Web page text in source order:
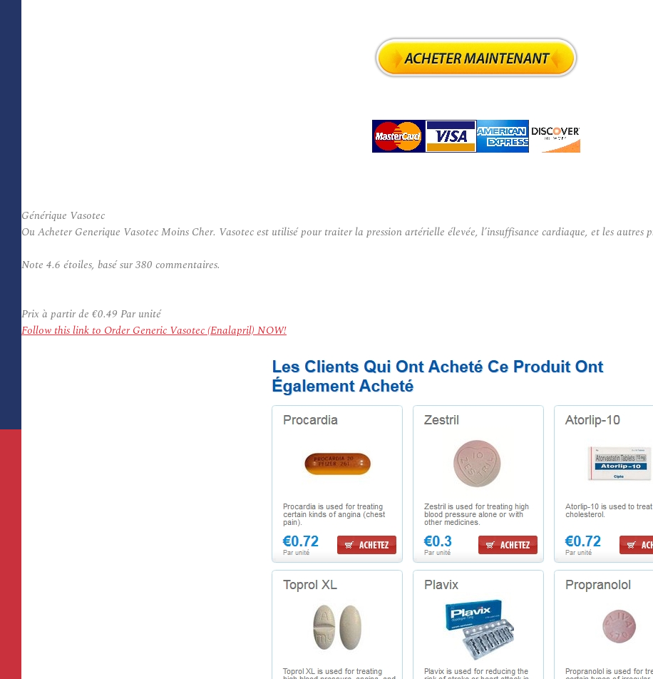
Générique Vasotec
Ou Acheter Generique Vasotec Moins Cher. Vasotec est utilisé pour traiter la pression artérielle élevée, l’insuffisance cardiaque, et les autres
Note 4.6 étoiles, basé sur380 commentaires.
Prix à partir de €0.49 Par unité
Follow this link to Order Generic Vasotec (Enalapril) NOW!